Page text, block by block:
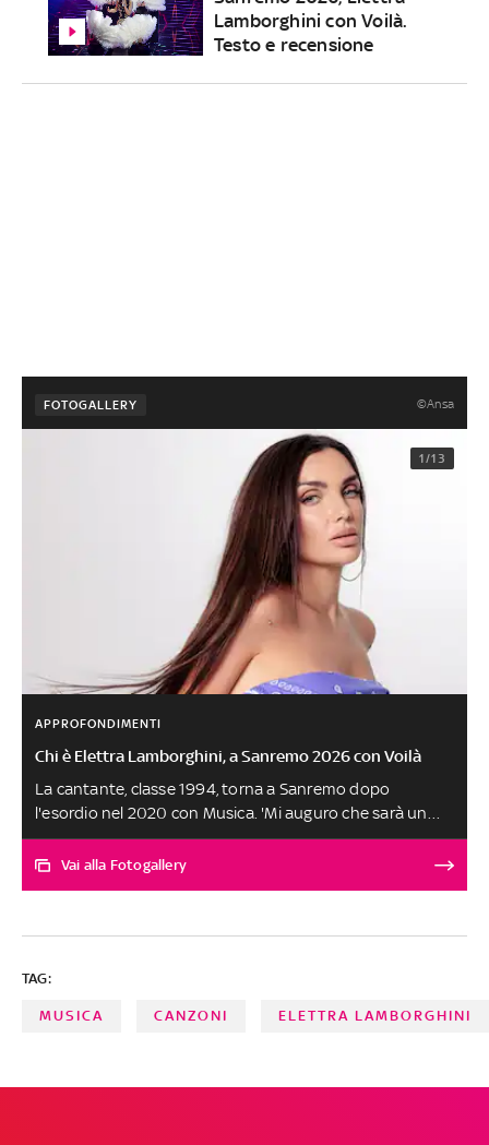
Lamborghini con Voilà.
Testo e recensione
FOTOGALLERY ©Ansa
1/13
APPROFONDIMENTI
Chi è Elettra Lamborghini, a Sanremo 2026 con Voilà
La cantante, classe 1994, torna a Sanremo dopo
l'esordio nel 2020 con Musica. 'Mi auguro che sarà un
successo, ha le carte in regola per diventarlo', ha detto, a
proposito del brano che porterà
Vai alla Fotogallery
TAG:
MUSICA CANZONI ELETTRA LAMBORGHINI